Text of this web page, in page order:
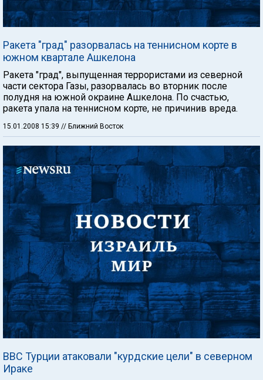
Ракета "град" разорвалась на теннисном корте в
южном квартале Ашкелона
Ракета "град", выпущенная террористами из северной
части сектора Газы, разорвалась во вторник после
полудня на южной окраине Ашкелона. По счастью,
ракета упала на теннисном корте, не причинив вреда.
15.01.2008 15:39 // Ближний Восток
ВВС Турции атаковали "курдские цели" в северном
Ираке